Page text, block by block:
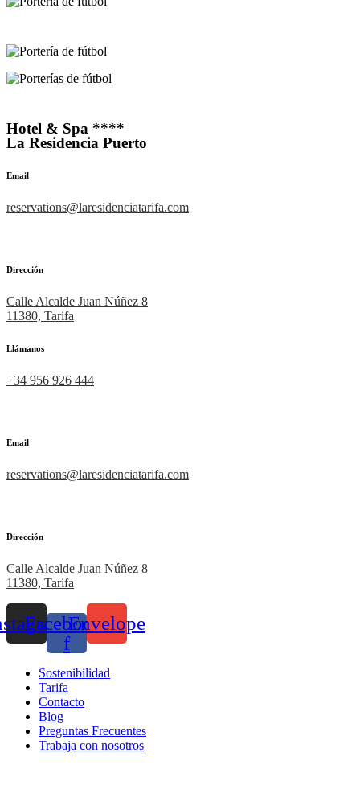
Hotel & Spa ****
La Residencia Puerto
Email
reservations@laresidenciatarifa.com
Dirección
Calle Alcalde Juan Núñez 8
11380, Tarifa
Llámanos
+34 956 926 444
Email
reservations@laresidenciatarifa.com
Dirección
Calle Alcalde Juan Núñez 8
11380, Tarifa
Facebook-
f
Envelope
Sostenibilidad
Tarifa
Contacto
Blog
Preguntas Frecuentes
Trabaja con nosotros